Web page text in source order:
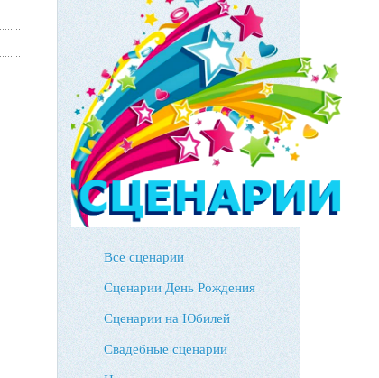
Все сценарии
Сценарии День Рождения
Сценарии на Юбилей
Свадебные сценарии